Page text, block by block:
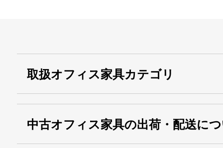
取扱オフィス家具カテゴリ
中古オフィス家具の出荷・配送に